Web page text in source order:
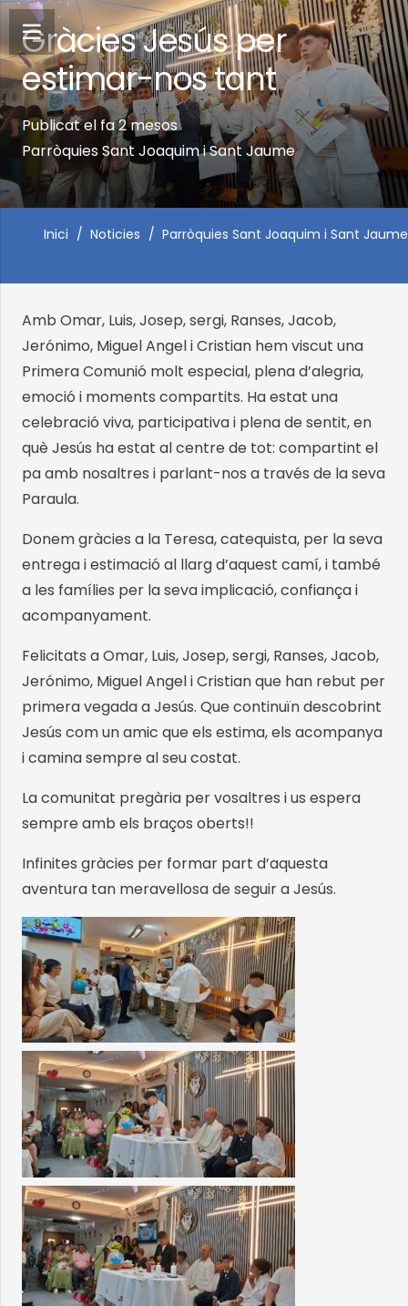
Gràcies Jesús per
estimar-nos tant
Publicat el fa 2 mesos
Parròquies Sant Joaquim i Sant Jaume
Inici / Noticies / Parròquies Sant Joaquim i Sant Jaume
Amb Omar, Luis, Josep, sergi, Ranses, Jacob,
Jerónimo, Miguel Angel i Cristian hem viscut una
Primera Comunió molt especial, plena d’alegria,
emoció i moments compartits. Ha estat una
celebració viva, participativa i plena de sentit, en
què Jesús ha estat al centre de tot: compartint el
pa amb nosaltres i parlant-nos a través de la seva
Paraula.
Donem gràcies a la Teresa, catequista, per la seva
entrega i estimació al llarg d’aquest camí, i també
a les famílies per la seva implicació, confiança i
acompanyament.
Felicitats a Omar, Luis, Josep, sergi, Ranses, Jacob,
Jerónimo, Miguel Angel i Cristian que han rebut per
primera vegada a Jesús. Que continuïn descobrint
Jesús com un amic que els estima, els acompanya
i camina sempre al seu costat.
La comunitat pregària per vosaltres i us espera
sempre amb els braços oberts!!
Infinites gràcies per formar part d’aquesta
aventura tan meravellosa de seguir a Jesús.